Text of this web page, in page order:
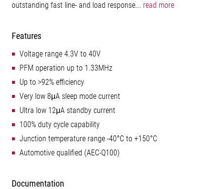
outstanding fast line- and load response... read more
Features
Voltage range 4.3V to 40V
PFM operation up to 1.33MHz
Up to >92% efficiency
Very low 8μA sleep mode current
Ultra low 12μA standby current
100% duty cycle capability
Junction temperature range -40°C to +150°C
Automotive qualified (AEC-Q100)
Documentation